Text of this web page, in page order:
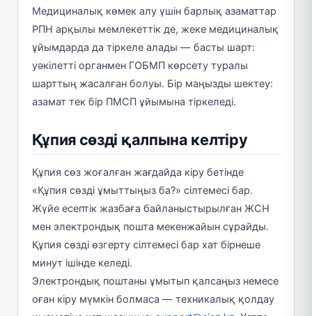
Медициналық көмек алу үшін барлық азаматтар
РПН арқылы мемлекеттік де, жеке медициналық
ұйымдарда да тіркеле алады — басты шарт:
уәкілетті органмен ГОБМП көрсету туралы
шарттың жасалған болуы. Бір маңызды шектеу:
азамат тек бір ПМСП ұйымына тіркеледі.
Құпия сөзді қалпына келтіру
Құпия сөз жоғалған жағдайда кіру бетінде
«Құпия сөзді ұмыттыңыз ба?» сілтемесі бар.
Жүйе есептік жазбаға байланыстырылған ЖСН
мен электрондық пошта мекенжайын сұрайды.
Құпия сөзді өзгерту сілтемесі бар хат бірнеше
минут ішінде келеді.
Электрондық поштаны ұмытып қалсаңыз немесе
оған кіру мүмкін болмаса — техникалық қолдау